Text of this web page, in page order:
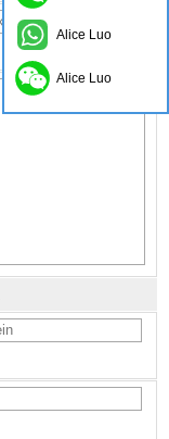
Alice Luo
Alice Luo